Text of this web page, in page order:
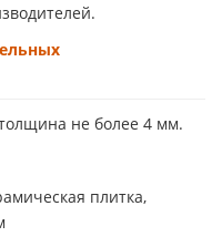
не более 4 мм.
плитка,